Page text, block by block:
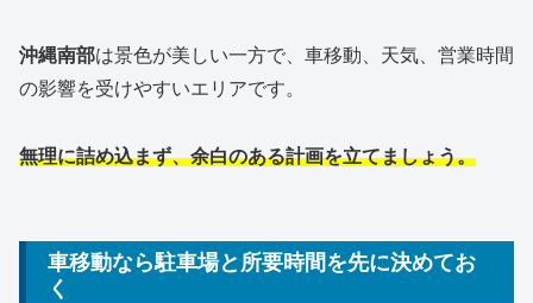
沖縄南部は景色が美しい一方で、車移動、天気、営業時間
の影響を受けやすいエリアです。
無理に詰め込まず、余白のある計画を立てましょう。
車移動なら駐車場と所要時間を先に決めてお
く